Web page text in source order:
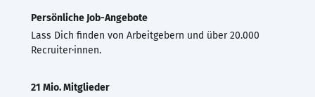
Persönliche Job-Angebote
Lass Dich finden von Arbeitgebern und über 20.000
Recruiter·innen.
21 Mio. Mitglieder